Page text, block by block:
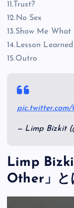
11.Trust?
12.No Sex
13.Show Me What
14.Lesson Learned
15.Outro
— Limp Bizkit
Limp
Other」と